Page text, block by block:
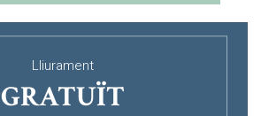
Lliurament
GRATUÏT